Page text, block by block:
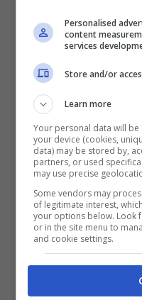
inizieranno a
Nord e su parte
Marche poi
resto del Centro
fresca, solo il
influenzato dal
molto più
meno rispetto ad
Personalised
content
services
Store and/or
Learn more
Your personal data will
your device (cookies,
data) may be stored by,
partners, or used
may use precise
Some vendors may
of legitimate interest,
your options below. Look
or in the site menu to
and cookie settings.